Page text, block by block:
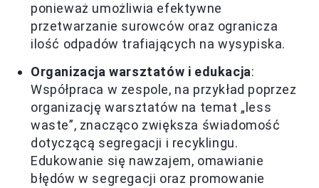
ponieważ umożliwia efektywne
przetwarzanie surowców oraz ogranicza
ilość odpadów trafiających na wysypiska.
Organizacja warsztatów i edukacja:
Współpraca w zespole, na przykład poprzez
organizację warsztatów na temat „less
waste”, znacząco zwiększa świadomość
dotyczącą segregacji i recyklingu.
Edukowanie się nawzajem, omawianie
błędów w segregacji oraz promowanie